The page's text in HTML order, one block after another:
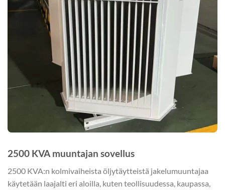
2500 KVA muuntajan sovellus
2500 KVA:n kolmivaiheista öljytäytteistä jakelumuuntajaa
käytetään laajalti eri aloilla, kuten teollisuudessa, kaupassa,